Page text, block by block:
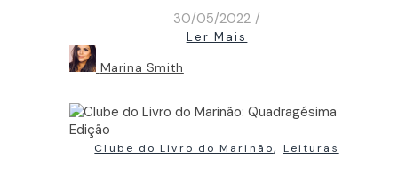
30/05/2022 /
Ler Mais
Marina Smith
Clube do Livro do Marinão, Leituras